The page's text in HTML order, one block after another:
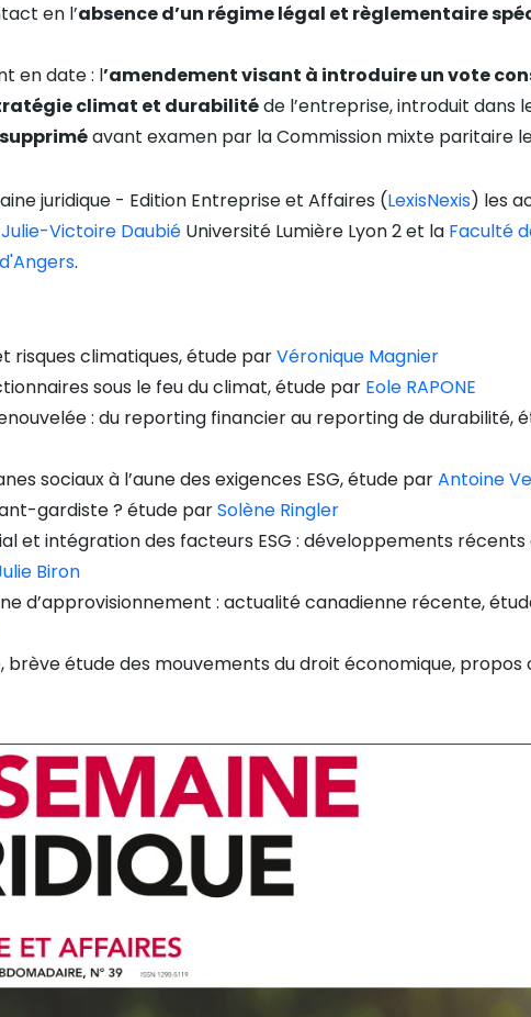
en l’absence d’un régime légal et règlementaire
en date : l’amendement visant à introduire un vote
climat et durabilitéde l’entreprise, introduit dans
avant examen par la Commission mixte paritaire
juridique - Edition Entreprise et Affaires (LexisNexis) les
Victoire Daubié Université Lumière Lyon 2 et la Faculté
.
risques climatiques, étude parVéronique Magnier
sous le feu du climat, étude par Eole RAPONE
: du reporting financier au reporting de durabilité,
sociaux à l’aune des exigences ESG, étude parAntoine
gardiste ? étude parSolène Ringler
et intégration des facteurs ESG : développements
Biron
d’approvisionnement : actualité canadienne récente,
étude des mouvements du droit économique, propos